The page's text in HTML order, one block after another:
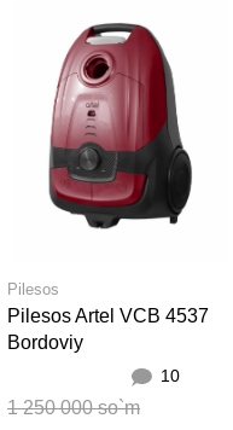
Pilesos
Pilesos Artel VCB 4537
Bordoviy
10
1 250 000 so`m